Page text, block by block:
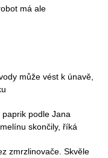
má ale
může vést k únavě,
podle Jana
skončily, říká
zmrzlinovače. Skvěle